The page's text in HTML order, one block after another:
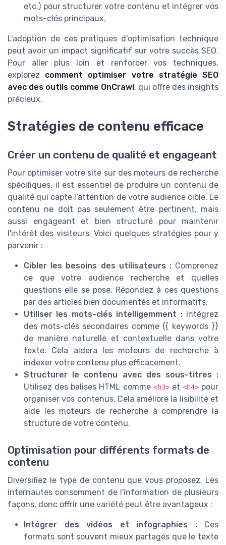
etc.) pour structurer votre contenu et intégrer vos
mots-clés principaux.
L'adoption de ces pratiques d'optimisation technique
peut avoir un impact significatif sur votre succès SEO.
Pour aller plus loin et renforcer vos techniques,
explorez comment optimiser votre stratégie SEO
avec des outils comme OnCrawl , qui offre des insights
précieux.
Stratégies de contenu efficace
Créer un contenu de qualité et engageant
Pour optimiser votre site sur des moteurs de recherche
spécifiques, il est essentiel de produire un contenu de
qualité qui capte l'attention de votre audience cible. Le
contenu ne doit pas seulement être pertinent, mais
aussi engageant et bien structuré pour maintenir
l'intérêt des visiteurs. Voici quelques stratégies pour y
parvenir :
Cibler les besoins des utilisateurs :Comprenez
ce que votre audience recherche et quelles
questions elle se pose. Répondez à ces questions
par des articles bien documentés et informatifs.
Utiliser les mots-clés intelligemment :Intégrez
des mots-clés secondaires comme {{ keywords }}
de manière naturelle et contextuelle dans votre
texte. Cela aidera les moteurs de recherche à
indexer votre contenu plus efficacement.
Structurer le contenu avec des sous-titres :
Utilisez des balises HTML comme <h3>et <h4>pour
organiser vos contenus. Cela améliore la lisibilité et
aide les moteurs de recherche à comprendre la
structure de votre contenu.
Optimisation pour différents formats de
contenu
Diversifiez le type de contenu que vous proposez. Les
internautes consomment de l'information de plusieurs
façons, donc offrir une variété peut être avantageux :
Intégrer des vidéos et infographies :Ces
formats sont souvent mieux partagés que le texte